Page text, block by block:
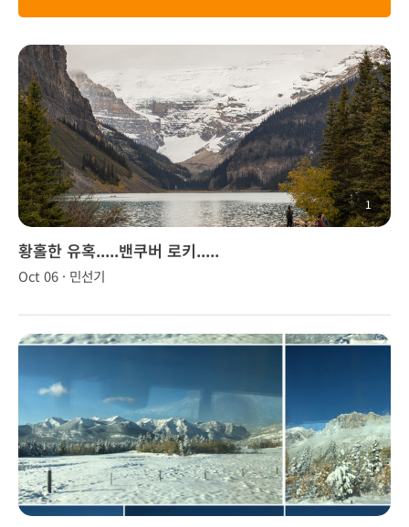
1
황홀한 유혹.....밴쿠버 로키.....
Oct 06 · 민선기